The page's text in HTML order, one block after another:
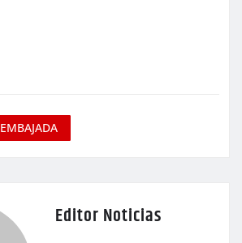
EMBAJADA
Editor Noticias